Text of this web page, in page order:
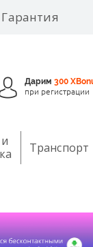
Гарантия
Дарим 300
при регистрации
Транспорт